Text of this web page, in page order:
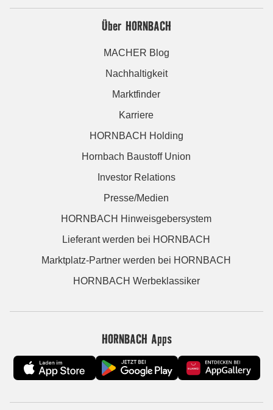
Über HORNBACH
MACHER Blog
Nachhaltigkeit
Marktfinder
Karriere
HORNBACH Holding
Hornbach Baustoff Union
Investor Relations
Presse/Medien
HORNBACH Hinweisgebersystem
Lieferant werden bei HORNBACH
Marktplatz-Partner werden bei HORNBACH
HORNBACH Werbeklassiker
HORNBACH Apps